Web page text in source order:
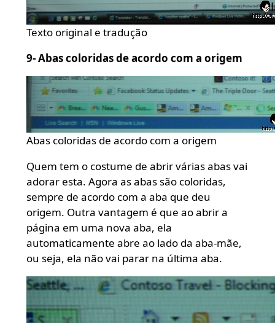
Texto original e tradução
9- Abas coloridas de acordo com a origem
Abas coloridas de acordo com a origem
Quem tem o costume de abrir várias abas vai
adorar esta. Agora as abas são coloridas,
sempre de acordo com a aba que deu
origem. Outra vantagem é que ao abrir a
página em uma nova aba, ela
automaticamente abre ao lado da aba-mãe,
ou seja, ela não vai parar na última aba.